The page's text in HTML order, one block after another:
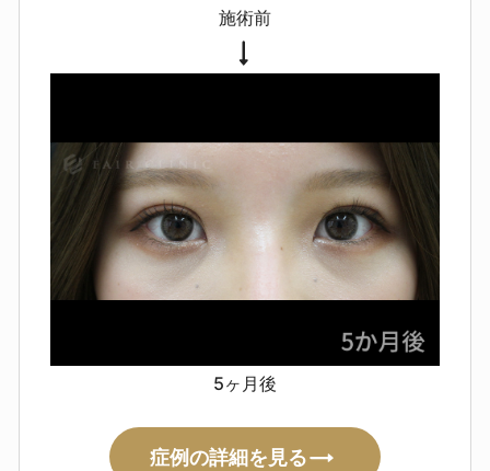
施術前
5ヶ月後
症例の詳細を見る